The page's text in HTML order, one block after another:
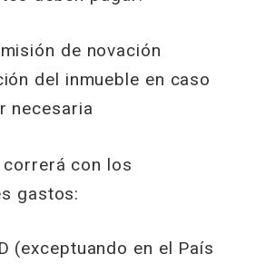
de novación
del inmueble en caso
necesaria
correrá con los
gastos:
(exceptuando en el País